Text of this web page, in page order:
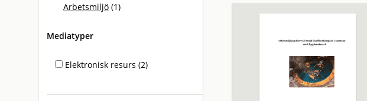
Arbetsmiljö (1)
Mediatyper
Elektronisk resurs (2)